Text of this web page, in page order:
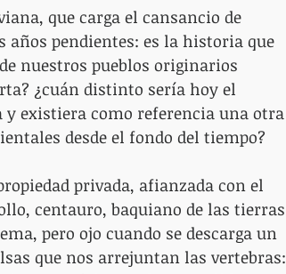
que carga el cansancio de
años pendientes: es la historia que
nuestros pueblos originarios
¿cuán distinto sería hoy el
existiera como referencia una otra
desde el fondo del tiempo?
privada, afianzada con el
centauro, baquiano de las tierras
pero ojo cuando se descarga un
que nos arrejuntan las vertebras: